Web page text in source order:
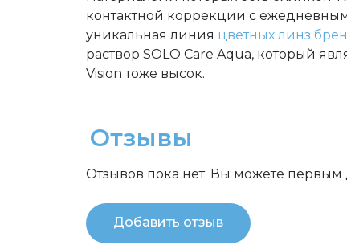
контактной коррекции с
уникальная линия цветных линз
раствор SOLO Сare Aqua, который
Vision тоже высок.
Отзывы
Отзывов пока нет. Вы можете первым
Добавить отзыв